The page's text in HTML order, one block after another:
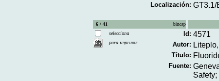
Localización: GT3.1/
6 / 41
bincap
selecciona
para imprimir
Id: 4571
Autor:
Título:
Fuente: